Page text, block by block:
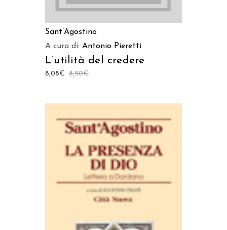
Sant’Agostino
A cura di: Antonio Pieretti
L’utilità del credere
8,50€
8,08€